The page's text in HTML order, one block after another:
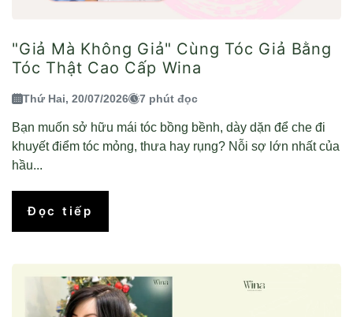
"Giả Mà Không Giả" Cùng Tóc Giả Bằng
Tóc Thật Cao Cấp Wina
Thứ Hai, 20/07/2026 7 phút đọc
Bạn muốn sở hữu mái tóc bồng bềnh, dày dặn để che đi
khuyết điểm tóc mỏng, thưa hay rụng? Nỗi sợ lớn nhất của
hầu...
Đọc tiếp